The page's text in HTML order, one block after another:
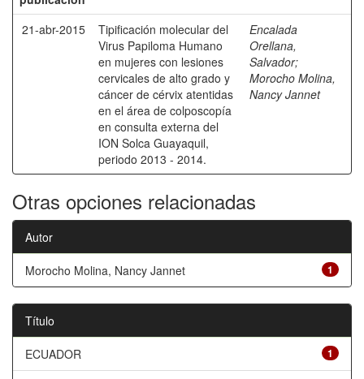
21-abr-2015
Tipificación molecular del
Virus Papiloma Humano
en mujeres con lesiones
cervicales de alto grado y
cáncer de cérvix atentidas
en el área de colposcopía
en consulta externa del
ION Solca Guayaquil,
periodo 2013 - 2014.
Encalada
Orellana,
Salvador;
Morocho Molina,
Nancy Jannet
Otras opciones relacionadas
Autor
1
Morocho Molina, Nancy Jannet
Título
1
ECUADOR